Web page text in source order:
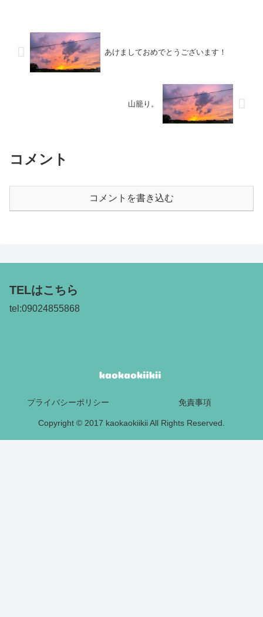
あけましておめでとうございます！
山籠り。
コメント
コメントを書き込む
TELはこちら
tel:09024855868
プライバシーポリシー 免責事項
Copyright © 2017 kaokaokiikii All Rights Reserved.